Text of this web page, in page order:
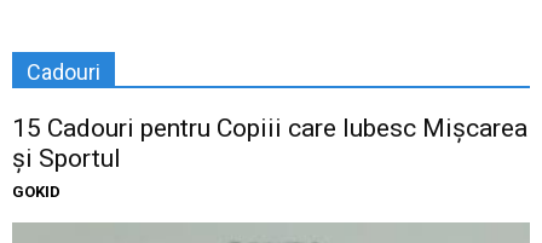
Cadouri
15 Cadouri pentru Copiii care Iubesc Mișcarea
și Sportul
GOKID